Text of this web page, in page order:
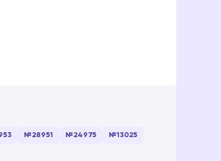
№28951 №24975 №13025